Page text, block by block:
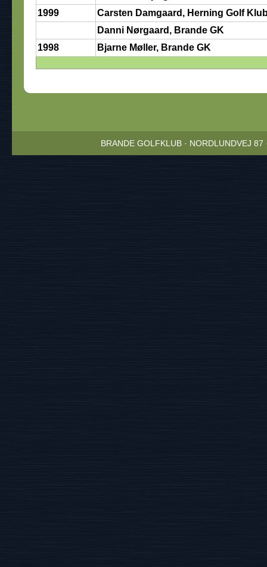
1999
Carsten Damgaard, Herning Golf
Danni Nørgaard, Brande GK
1998
Bjarne Møller, Brande GK
BRANDE GOLFKLUB · NORDLUNDVEJ